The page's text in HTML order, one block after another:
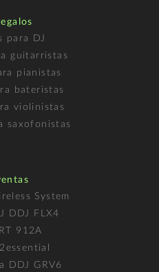
para DJ
guitarristas
pianistas
bateristas
violinistas
saxofonistas
System
DDJ FLX4
912A
DDJ GRV6